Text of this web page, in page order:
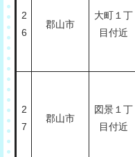
2
6
郡山市
大町１丁
目付近
2
7
郡山市
図景１丁
目付近